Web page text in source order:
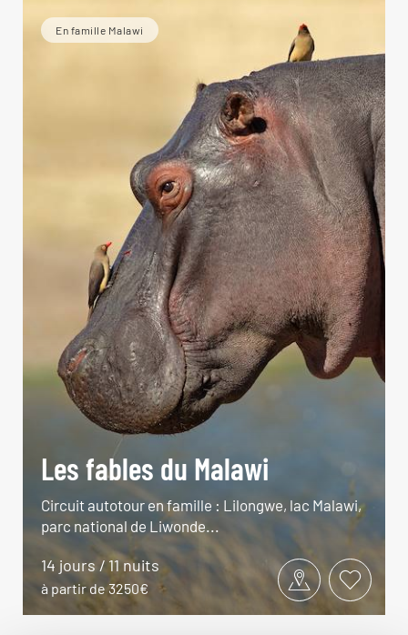
En famille Malawi
Les fables du Malawi
Circuit autotour en famille : Lilongwe, lac Malawi,
parc national de Liwonde...
14 jours / 11 nuits
à partir de 3250€